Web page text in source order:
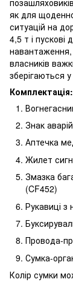
як для
ситуацій на
4,5 т і пускові
власників
зберігаються
Комплектація:
Знак
Аптечка
Жилет
Змазка
(CF452)
Рукавиці з
Провода-
Сумка-
Колір сумки